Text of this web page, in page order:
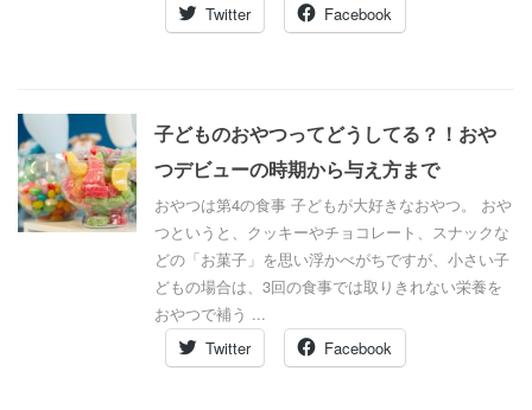
Twitter
Facebook
子どものおやつってどうしてる？！おや
つデビューの時期から与え方まで
おやつは第4の食事 子どもが大好きなおやつ。 おや
つというと、クッキーやチョコレート、スナックな
どの「お菓子」を思い浮かべがちですが、小さい子
どもの場合は、3回の食事では取りきれない栄養を
おやつで補う ...
Twitter
Facebook